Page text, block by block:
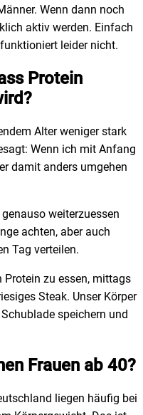
Wenn dann noch
aktiv werden. Einfach
leider nicht.
Protein
Alter weniger stark
Wenn ich mit Anfang
damit anders umgehen
weiterzuessen
achten, aber auch
Tag verteilen.
zu essen, mittags
Steak. Unser Körper
speichern und
Frauen ab 40?
liegen häufig bei